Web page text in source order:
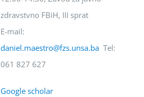
zdravstvno FBiH, III sprat
E-mail:
daniel.maestro@fzs.unsa.ba Tel:
061 827 627
Google scholar